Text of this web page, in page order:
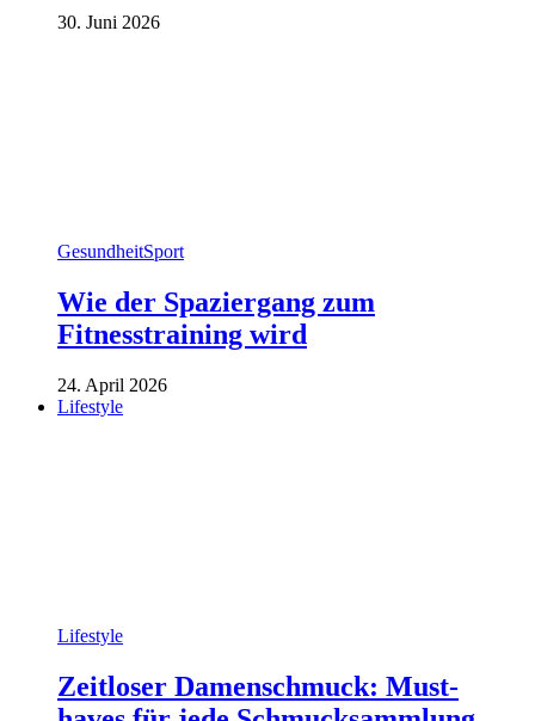
30. Juni 2026
GesundheitSport
Wie der Spaziergang zum
Fitnesstraining wird
24. April 2026
Lifestyle
Lifestyle
Zeitloser Damenschmuck: Must-